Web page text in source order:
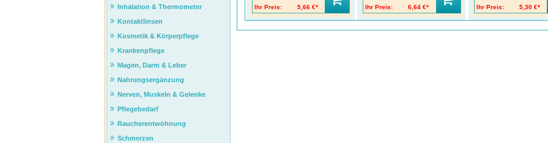
Ihr Preis:
5,66 €*
Ihr Preis:
6,64 €*
Ihr Preis:
5,30 €*
Inhalation & Thermometer
Kontaktlinsen
Kosmetik & Körperpflege
Krankenpflege
Magen, Darm & Leber
Nahrungsergänzung
Nerven, Muskeln & Gelenke
Pflegebedarf
Raucherentwöhnung
Schmerzen